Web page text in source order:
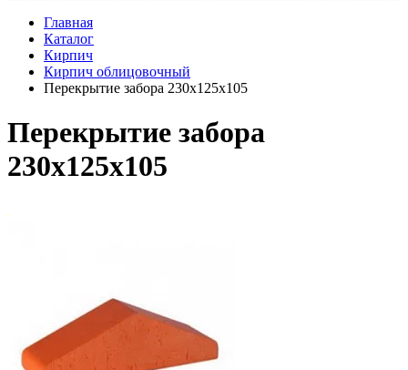
Главная
Каталог
Кирпич
Кирпич облицовочный
Перекрытие забора 230х125х105
Перекрытие забора
230х125х105